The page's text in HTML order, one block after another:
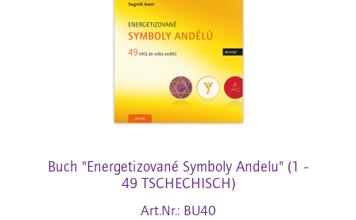
Buch "Energetizované Symboly Andelu" (1 -
49 TSCHECHISCH)
Art.Nr.: BU40